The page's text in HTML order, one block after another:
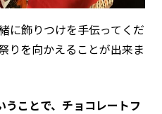
に飾りつけを手伝ってくだ
りを向かえることが出来ま
ことで、チョコレートフ